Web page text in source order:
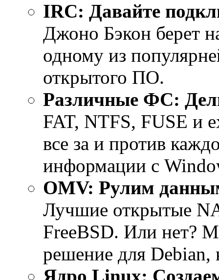
IRC: Давайте
Джоно Бэкон берет
одному из
открытого ПО.
Различные ФС:
FAT, NTFS, FUSE и
все за и против
информации с
OMV: Рулим
Лучшие открытые
FreeBSD. Или нет?
решение для Debian,